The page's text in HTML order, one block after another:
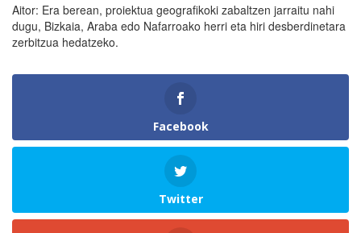
Aitor: Era berean, proiektua geografikoki zabaltzen jarraitu nahi
dugu, Bizkaia, Araba edo Nafarroako herri eta hiri desberdinetara
zerbitzua hedatzeko.
Facebook
Twitter